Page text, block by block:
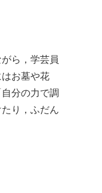
ら，学芸員
お墓や花
分の力で調
り，ふだん